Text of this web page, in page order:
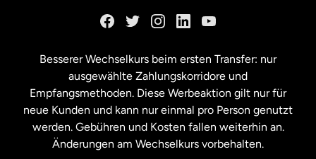
Malaysia
Neuseeland
Besserer Wechselkurs beim ersten Transfer: nur
ausgewählte Zahlungskorridore und
Empfangsmethoden. Diese Werbeaktion gilt nur für
neue Kunden und kann nur einmal pro Person genutzt
werden. Gebühren und Kosten fallen weiterhin an.
Änderungen am Wechselkurs vorbehalten.